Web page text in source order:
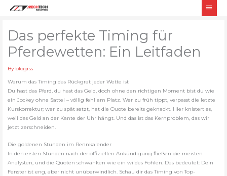
Main
Das perfekte Timing für
Pferdewetten: Ein Leitfaden
By blogrss
Warum das Timing das Rückgrat jeder Wette ist
Du hast das Pferd, du hast das Geld, doch ohne den richtigen Moment bist du wie
ein Jockey ohne Sattel – völlig fehl am Platz. Wer zu früh tippt, verpasst die letzte
Kurskorrektur; wer zu spät setzt, hat die Quote bereits geknackt. Hier knistert es,
weil das Geld an der Kante der Uhr hängt. Und das ist das Kernproblem, das wir
jetzt zerschneiden.
Die goldenen Stunden im Rennkalender
In den ersten Stunden nach der offiziellen Ankündigung fließen die meisten
Analysten, und die Quoten schwanken wie ein wildes Fohlen. Das bedeutet: Dein
Fenster ist eng, aber nicht unüberwindlich. Schau dir das Timing von Top-